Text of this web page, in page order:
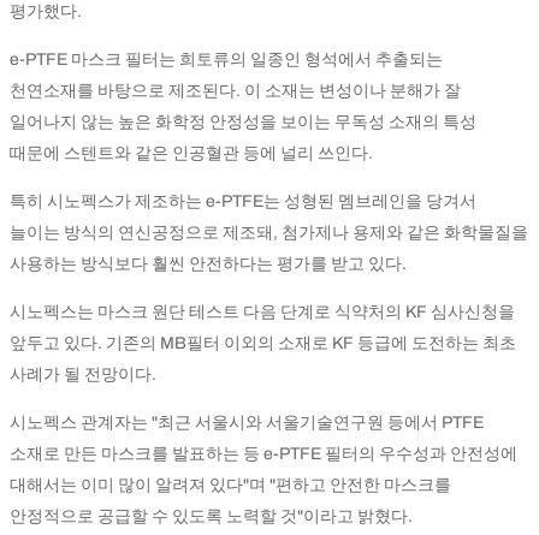
평가했다.
e-PTFE 마스크 필터는 희토류의 일종인 형석에서 추출되는
천연소재를 바탕으로 제조된다. 이 소재는 변성이나 분해가 잘
일어나지 않는 높은 화학정 안정성을 보이는 무독성 소재의 특성
때문에 스텐트와 같은 인공혈관 등에 널리 쓰인다.
특히 시노펙스가 제조하는 e-PTFE는 성형된 멤브레인을 당겨서
늘이는 방식의 연신공정으로 제조돼, 첨가제나 용제와 같은 화학물질을
사용하는 방식보다 훨씬 안전하다는 평가를 받고 있다.
시노펙스는 마스크 원단 테스트 다음 단계로 식약처의 KF 심사신청을
앞두고 있다. 기존의 MB필터 이외의 소재로 KF 등급에 도전하는 최초
사례가 될 전망이다.
시노펙스 관계자는 "최근 서울시와 서울기술연구원 등에서 PTFE
소재로 만든 마스크를 발표하는 등 e-PTFE 필터의 우수성과 안전성에
대해서는 이미 많이 알려져 있다"며 "편하고 안전한 마스크를
안정적으로 공급할 수 있도록 노력할 것"이라고 밝혔다.